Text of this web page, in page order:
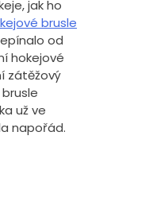
jak ho
brusle
od
hokejové
zátěžový
už ve
napořád.